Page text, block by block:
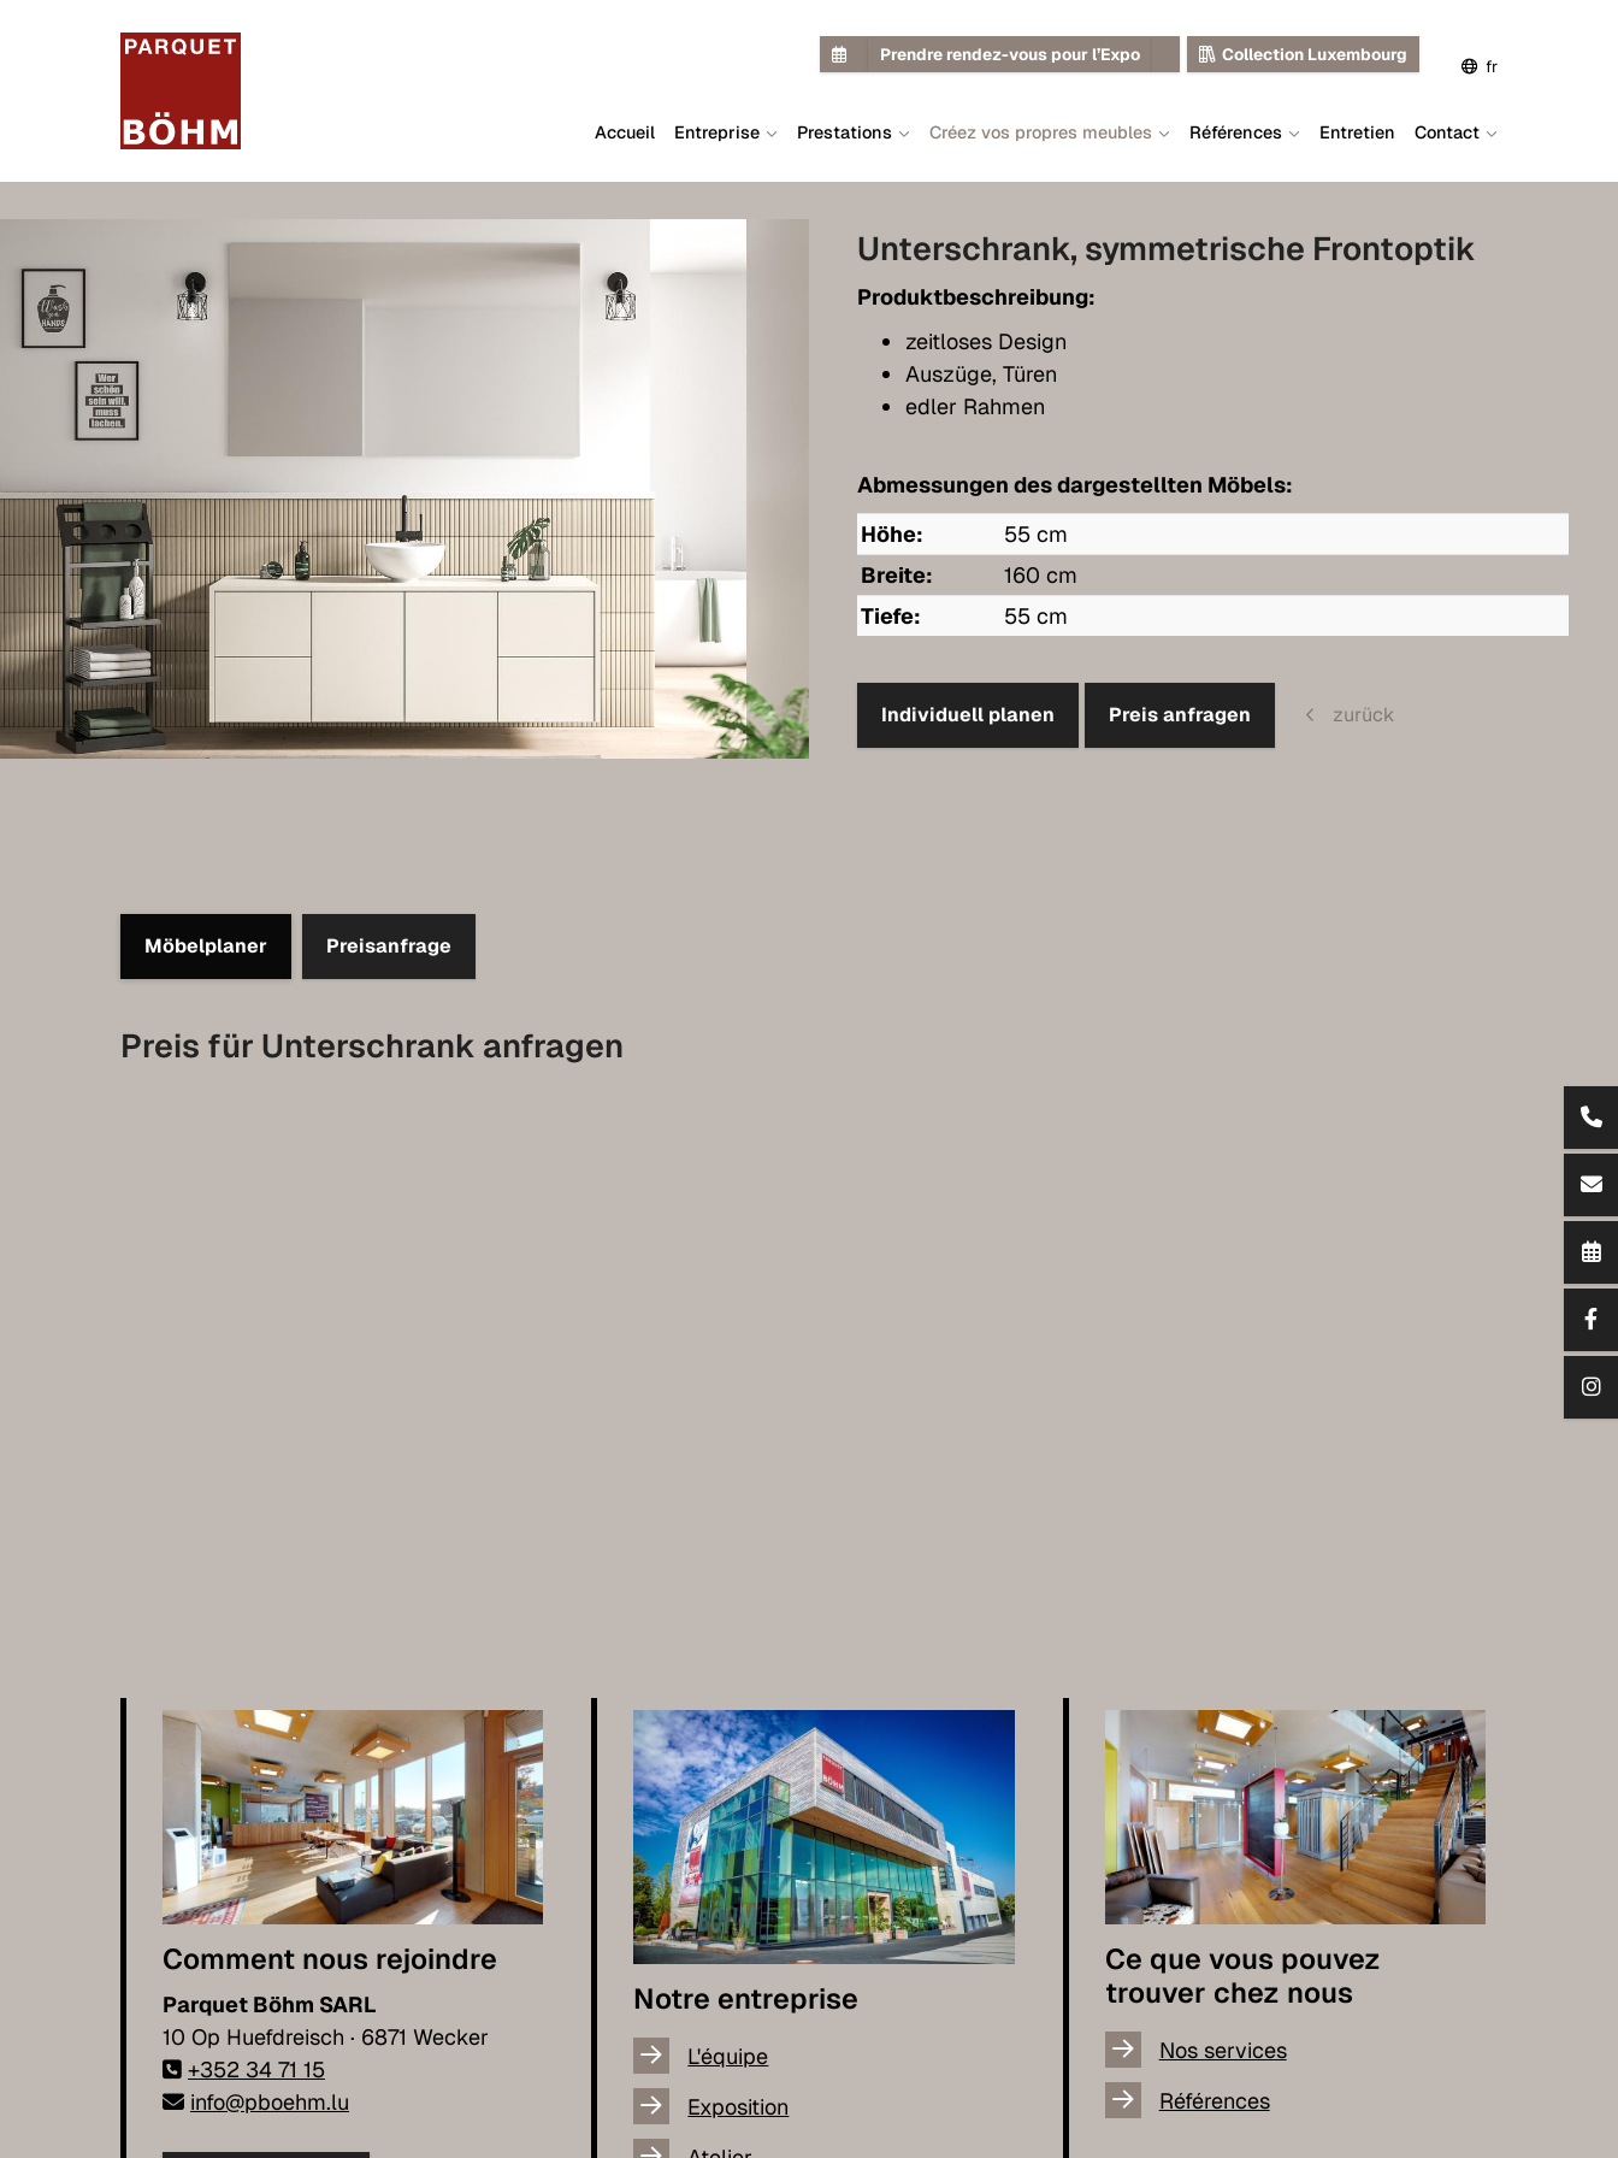
Prendre rendez-vous pour l’Expo Collection Luxembourg
fr
de
en
Accueil Entreprise Prestations Créez vos propres meubles Références Entretien Contact
Unterschrank, symmetrische Frontoptik
Produktbeschreibung:
zeitloses Design
Auszüge, Türen
edler Rahmen
Abmessungen des dargestellten Möbels:
Höhe:
55 cm
Breite:
160 cm
Tiefe:
55 cm
Individuell planen Preis anfragen zurück
Möbelplaner Preisanfrage
Preis für Unterschrank anfragen
Comment nous rejoindre
Parquet Böhm SARL
10 Op Huefdreisch · 6871 Wecker
+352 34 71 15
info@pboehm.lu
Notre entreprise
L'équipe
Exposition
Ce que vous pouvez
trouver chez nous
Nos services
Références